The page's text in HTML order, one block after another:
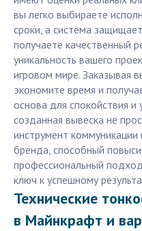
вы легко выбираете
сроки, а система
получаете качественный
уникальность вашего
игровом мире. Заказывая
экономите время и
основа для спокойствия и
созданная вывеска не
инструмент коммуникации
бренда, способный
профессиональный
ключ к успешному
Технические
в Майнкрафт и